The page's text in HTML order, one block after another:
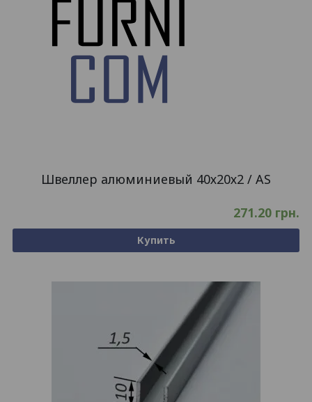
Швеллер алюминиевый 40х20х2 / AS
271.20 грн.
Купить